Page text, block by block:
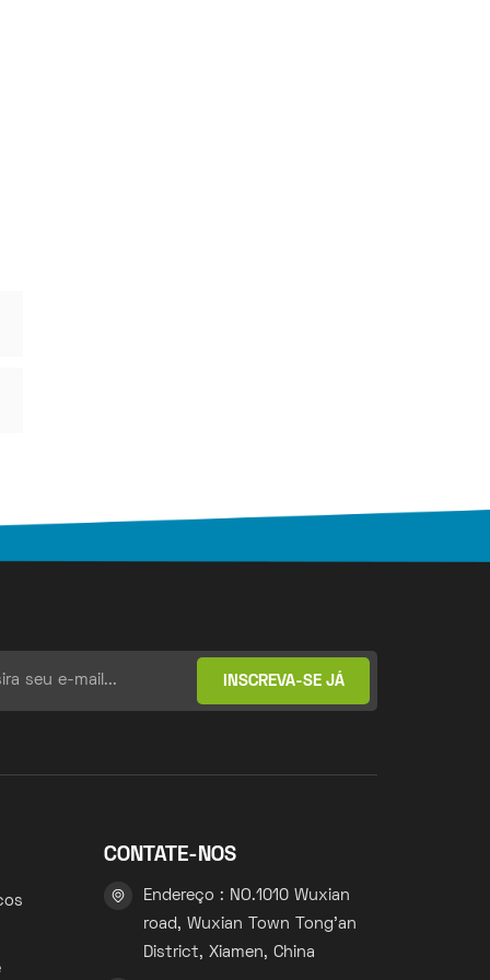
CONTATE-NOS
Endereço : NO.1010 Wuxian
road, Wuxian Town Tong'an
District, Xiamen, China